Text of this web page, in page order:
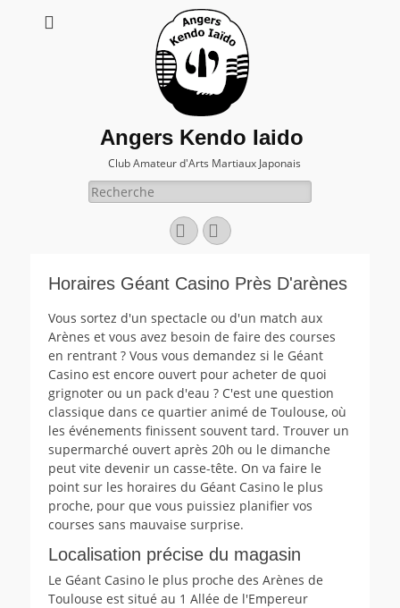
Angers Kendo Iaido
Club Amateur d'Arts Martiaux Japonais
Rechercher :
Facebook
E-
mail
Horaires Géant Casino Près D'arènes
Vous sortez d'un spectacle ou d'un match aux
Arènes et vous avez besoin de faire des courses
en rentrant ? Vous vous demandez si le Géant
Casino est encore ouvert pour acheter de quoi
grignoter ou un pack d'eau ? C'est une question
classique dans ce quartier animé de Toulouse, où
les événements finissent souvent tard. Trouver un
supermarché ouvert après 20h ou le dimanche
peut vite devenir un casse-tête. On va faire le
point sur les horaires du Géant Casino le plus
proche, pour que vous puissiez planifier vos
courses sans mauvaise surprise.
Localisation précise du magasin
Le Géant Casino le plus proche des Arènes de
Toulouse est situé au 1 Allée de l'Empereur